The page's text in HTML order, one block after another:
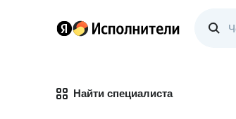
Найти специалиста